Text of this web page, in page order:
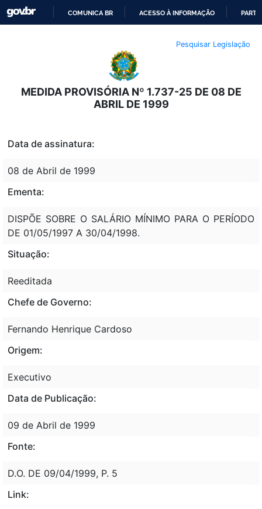
O
CONTEÚDO
COMUNICA BR ACESSO À INFORMAÇÃO
Pesquisar Legislação
MEDIDA PROVISÓRIA Nº 1.737-25 DE 08 DE
ABRIL DE 1999
Data de assinatura:
08 de Abril de 1999
Ementa:
DISPÕE SOBRE O SALÁRIO MÍNIMO PARA O PERÍODO
DE 01/05/1997 A 30/04/1998.
Situação:
Reeditada
Chefe de Governo:
Fernando Henrique Cardoso
Origem:
Executivo
Data de Publicação:
09 de Abril de 1999
Fonte:
D.O. DE 09/04/1999, P. 5
Link: